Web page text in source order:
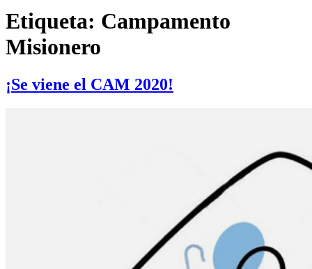
Etiqueta: Campamento
Misionero
¡Se viene el CAM 2020!